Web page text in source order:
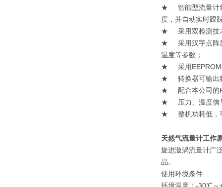
★ 智能型流量计集
度，并自动实时跟
★ 采用双检测技术
★ 采用汉字点阵显
温度等参数；
★ 采用EEPROM
★ 转换器可输出频
★ 配合本公司的
★ 压力、温度信
★ 整机功耗低，
天然气流量计工作
旋进漩涡流量计广
品。
使用环境条件